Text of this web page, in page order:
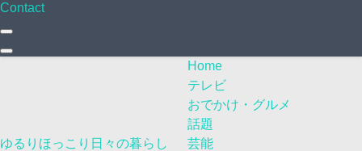
Contact
ゆるりほっこり日々の暮らし
Home
テレビ
おでかけ・グルメ
話題
芸能